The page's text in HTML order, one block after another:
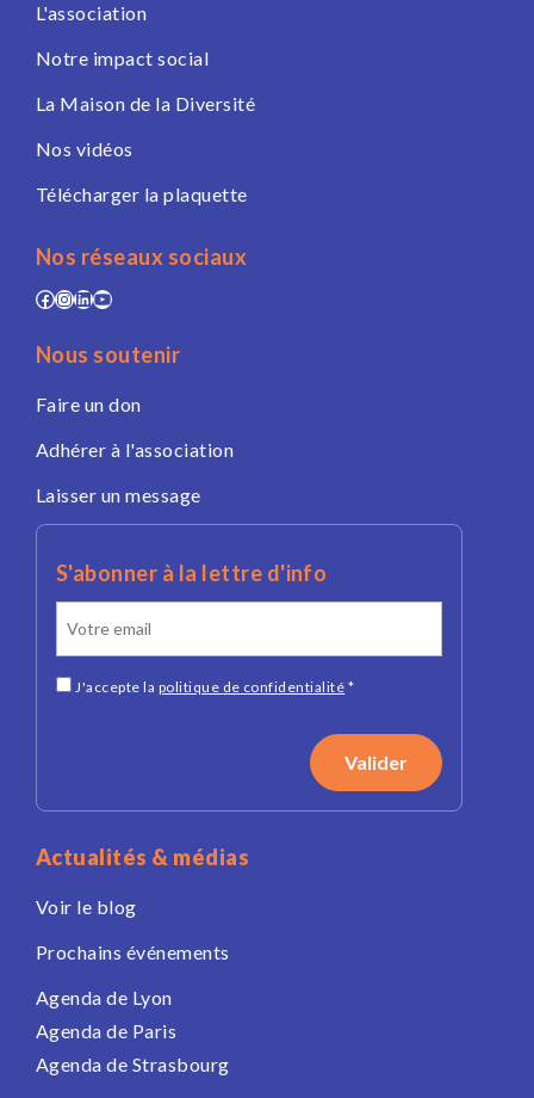
L'association
Notre impact social
La Maison de la Diversité
Nos vidéos
Télécharger la plaquette
Nos réseaux sociaux
Facebook
Instagram
LinkedIn
YouTube
Nous soutenir
Faire un don
Adhérer à l'association
Laisser un message
S'abonner à la lettre d'info
J'accepte la politique de confidentialité *
Actualités & médias
Voir le blog
Prochains événements
Agenda de Lyon
Agenda de Paris
Agenda de Strasbourg